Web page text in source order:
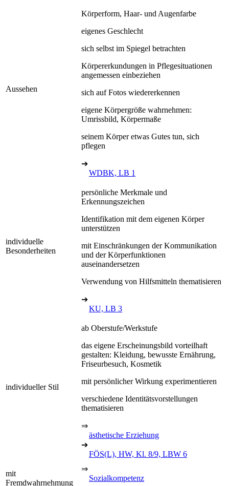
Aussehen
Körperform, Haar- und Augenfarbe
eigenes Geschlecht
sich selbst im Spiegel betrachten
Körpererkundungen in Pflegesituationen
angemessen einbeziehen
sich auf Fotos wiedererkennen
eigene Körpergröße wahrnehmen:
Umrissbild, Körpermaße
seinem Körper etwas Gutes tun, sich
pflegen
➔
WDBK, LB 1
individuelle
Besonderheiten
persönliche Merkmale und
Erkennungszeichen
Identifikation mit dem eigenen Körper
unterstützen
mit Einschränkungen der Kommunikation
und der Körperfunktionen
auseinandersetzen
Verwendung von Hilfsmitteln thematisieren
➔
KU, LB 3
individueller Stil
ab Oberstufe/Werkstufe
das eigene Erscheinungsbild vorteilhaft
gestalten: Kleidung, bewusste Ernährung,
Friseurbesuch, Kosmetik
mit persönlicher Wirkung experimentieren
verschiedene Identitätsvorstellungen
thematisieren
⇒
ästhetische Erziehung
➔
FÖS(L), HW, Kl. 8/9, LBW 6
mit
Fremdwahrnehmung
⇒
Sozialkompetenz